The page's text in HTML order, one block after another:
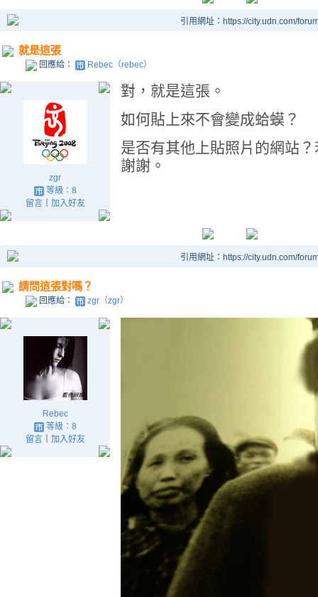
引用網址：https://city.udn.com/
就是這張
回應給： Rebec（rebec）
zgr
等級：8
留言｜ 加入好友
對，就是這張。
如何貼上來不會變成蛤蟆？
是否有其他上貼照片的網站
謝謝。
引用網址：https://city.udn.com/
請問這張對嗎？
回應給： zgr（zgr）
Rebec
等級：8
留言｜ 加入好友